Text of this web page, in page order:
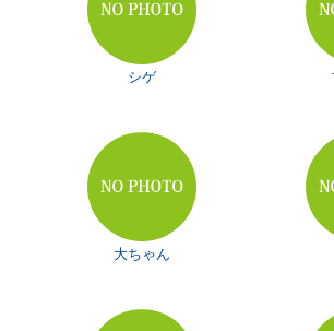
シゲ
大ちゃん